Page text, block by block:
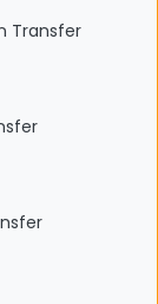
Transfer